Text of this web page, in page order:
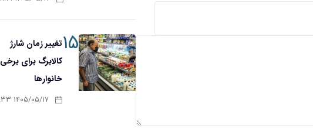
۱۵تغییر زمان شارژ
کالابرگ برای برخی
خانوارها
۱۴۰۵/۰۵/۱۷ ۱۱:۳۳